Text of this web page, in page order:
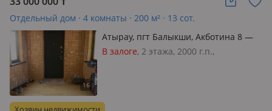
Отдельный дом · 4 комнаты · 200 м² · 13 сот.
Атырау, пгт Балыкши, Акботина 8 —
Стадиона,недалеко от реки, рядом
В залоге, 2 этажа, 2000 г.п.,
коттедж престижном район